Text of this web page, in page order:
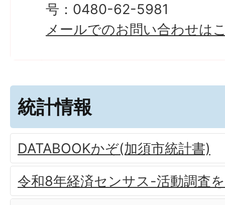
号：0480-62-5981
メールでのお問い合わせは
統計情報
DATABOOKかぞ(加須市統計書)
令和8年経済センサス-活動調査